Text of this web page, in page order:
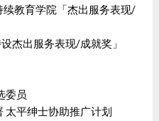
教育学院「杰出服务表现/
杰出服务表现/成就奖」
委员
太平绅士协助推广计划